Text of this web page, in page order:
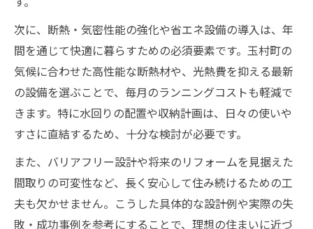
次に、断熱・気密性能の強化や省エネ設備の導入は、年
間を通じて快適に暮らすための必須要素です。玉村町の
気候に合わせた高性能な断熱材や、光熱費を抑える最新
の設備を選ぶことで、毎月のランニングコストも軽減で
きます。特に水回りの配置や収納計画は、日々の使いや
すさに直結するため、十分な検討が必要です。
また、バリアフリー設計や将来のリフォームを見据えた
間取りの可変性など、長く安心して住み続けるための工
夫も欠かせません。こうした具体的な設計例や実際の失
敗・成功事例を参考にすることで、理想の住まいに近づ